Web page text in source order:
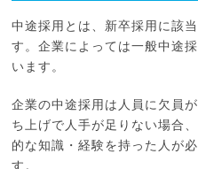
中途採用とは、新卒採用に該
す。企業によっては一般中途
います。
企業の中途採用は人員に欠員
ち上げで人手が足りない場合
的な知識・経験を持った人が
す。